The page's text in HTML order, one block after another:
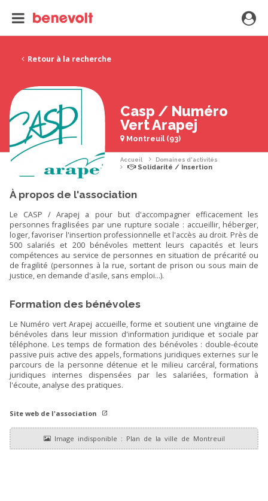
Retour à la recherche
Casp / Numéro
Vert Arapej
Montreuil (93)
Accueil Domaines d'activités
Solidarité / Insertion
À propos de l'association
Le CASP / Arapej a pour but d'accompagner efficacement les
personnes fragilisées par une rupture sociale : accueillir, héberger,
loger, favoriser l'insertion professionnelle et l'accès au droit. Près de
500 salariés et 200 bénévoles mettent leurs capacités et leurs
compétences au service de personnes en situation de précarité ou
de fragilité (personnes à la rue, sortant de prison ou sous main de
justice, en demande d'asile, sans emploi...).
Formation des bénévoles
Le Numéro vert Arapej accueille, forme et soutient une vingtaine de
bénévoles dans leur mission d'information juridique et sociale par
téléphone. Les temps de formation des bénévoles : double-écoute
passive puis active des appels, formations juridiques externes sur le
parcours de la personne détenue et le milieu carcéral, formations
juridiques internes dispensées par les salariées, formation à
l'écoute, analyse des pratiques.
Site web de l'association